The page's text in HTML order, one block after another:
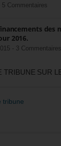
5 Commentaires
des
2016.
- 3 Commentaires
TRIBUNE SUR
tribune